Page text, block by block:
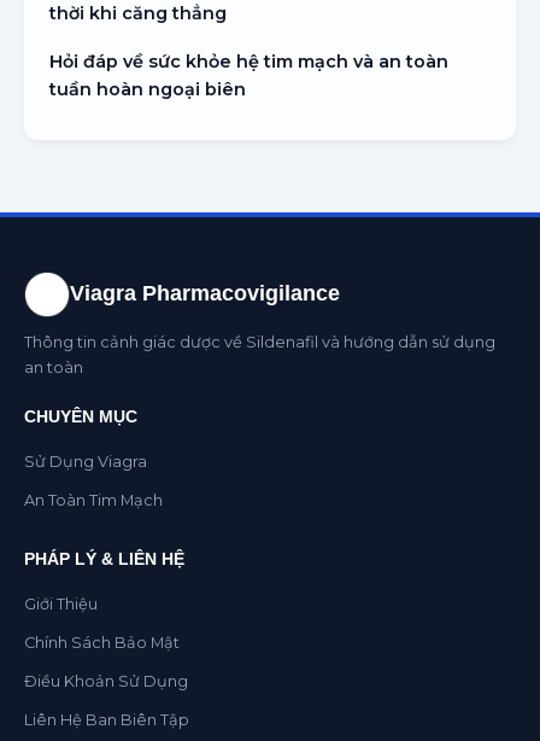
thời khi căng thẳng
Hỏi đáp về sức khỏe hệ tim mạch và an toàn
tuần hoàn ngoại biên
Viagra Pharmacovigilance
Thông tin cảnh giác dược về Sildenafil và hướng dẫn sử dụng
an toàn
CHUYÊN MỤC
Sử Dụng Viagra
An Toàn Tim Mạch
PHÁP LÝ & LIÊN HỆ
Giới Thiệu
Chính Sách Bảo Mật
Điều Khoản Sử Dụng
Liên Hệ Ban Biên Tập